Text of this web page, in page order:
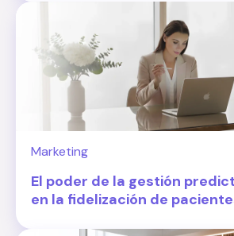
Marketing
El poder de la gestión
en la fidelización de